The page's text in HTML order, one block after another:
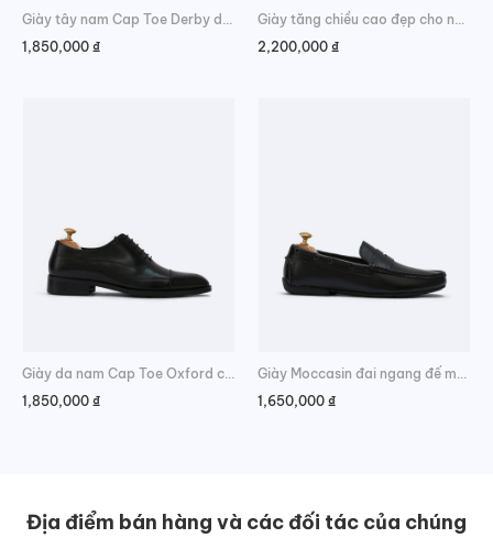
Giày tây nam Cap Toe Derby da bóng
1,850,000 ₫
Giày tăng chiều cao đẹp cho nam dáng Derby sang trọng
2,200,000 ₫
Giày da nam Cap Toe Oxford cao cấp
1,850,000 ₫
Giày Moccasin đai ngang đế mềm lịch lãm
1,650,000 ₫
Địa điểm bán hàng và các đối tác của chúng